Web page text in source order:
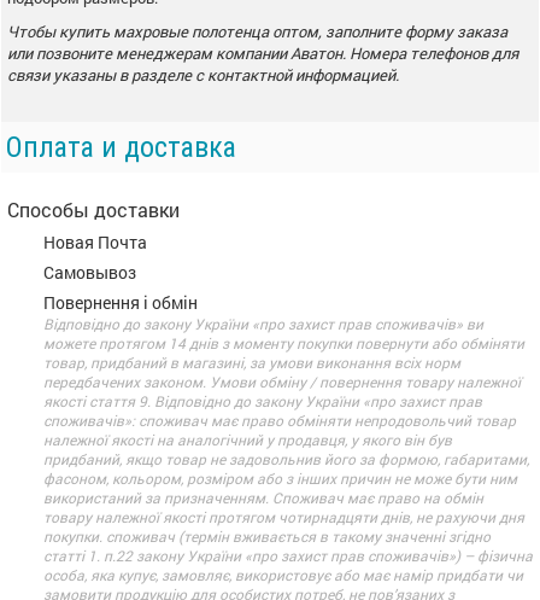
Чтобы купить махровые полотенца оптом, заполните форму заказа
или позвоните менеджерам компании Аватон. Номера телефонов для
связи указаны в разделе с контактной информацией.
Оплата и доставка
Способы доставки
Новая Почта
Самовывоз
Повернення і обмін
Відповідно до закону України «про захист прав споживачів» ви
можете протягом 14 днів з моменту покупки повернути або обміняти
товар, придбаний в магазині, за умови виконання всіх норм
передбачених законом. Умови обміну / повернення товару належної
якості стаття 9. Відповідно до закону України «про захист прав
споживачів»: споживач має право обміняти непродовольчий товар
належної якості на аналогічний у продавця, у якого він був
придбаний, якщо товар не задовольнив його за формою, габаритами,
фасоном, кольором, розміром або з інших причин не може бути ним
використаний за призначенням. Споживач має право на обмін
товару належної якості протягом чотирнадцяти днів, не рахуючи дня
покупки. споживач (термін вживається в такому значенні згідно
статті 1. п.22 закону України «про захист прав споживачів») – фізична
особа, яка купує, замовляє, використовує або має намір придбати чи
замовити продукцію для особистих потреб, не пов’язаних з